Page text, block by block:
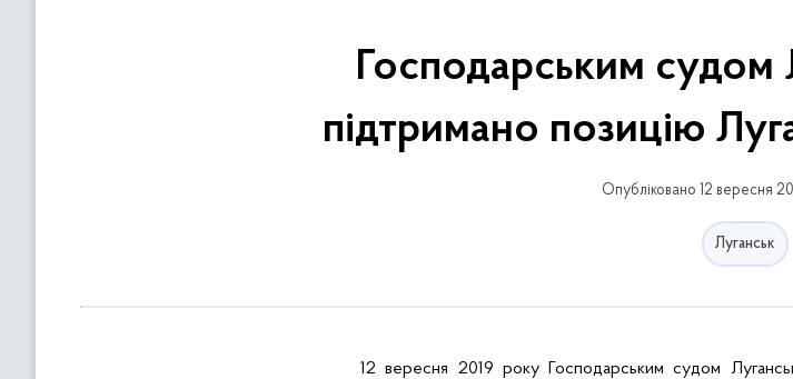
Господарським судом
підтримано позицію
Опубліковано 12 вересня
Луганськ
12 вересня 2019 року Господарським судом